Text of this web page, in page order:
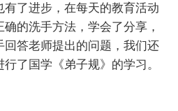
了进步，在每天的教育活动
的洗手方法，学会了分享，
答老师提出的问题，我们还
了国学《弟子规》的学习。